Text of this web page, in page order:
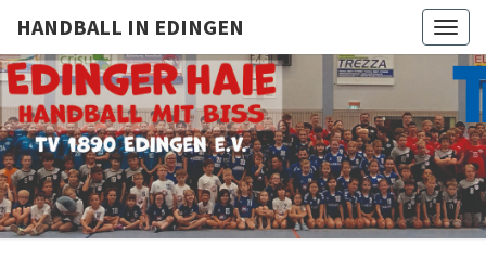
HANDBALL IN EDINGEN
IN
TV
1890
Edingen